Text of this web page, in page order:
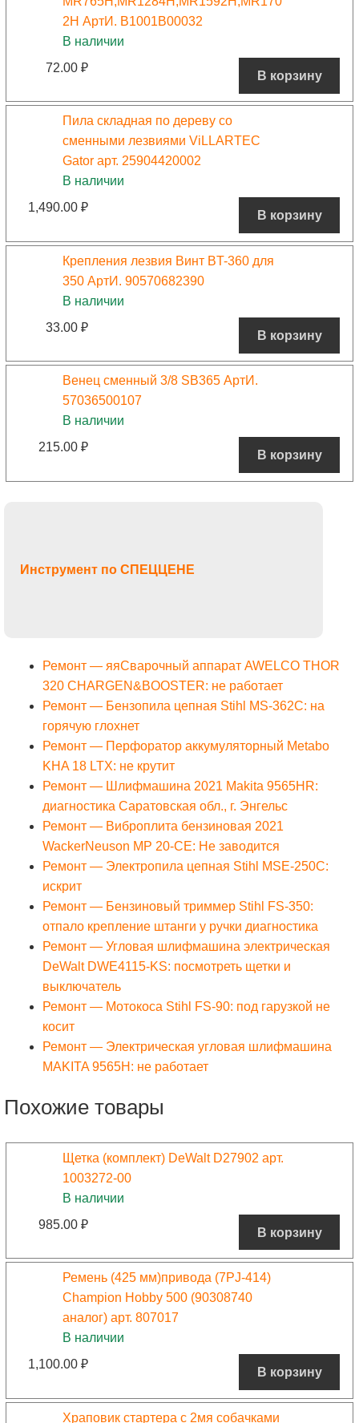
2H АртИ. B1001B00032
В наличии
72.00 ₽
В корзину
Пила складная по дереву со
сменными лезвиями ViLLARTEC
Gator арт. 25904420002
В наличии
1,490.00 ₽
В корзину
Крепления лезвия Винт BT-360 для
350 АртИ. 90570682390
В наличии
33.00 ₽
В корзину
Венец сменный 3/8 SB365 АртИ.
57036500107
В наличии
215.00 ₽
В корзину
Инструмент по СПЕЦЦЕНЕ
Ремонт — яяСварочный аппарат AWELCO THOR
320 CHARGEN&BOOSTER: не работает
Ремонт — Бензопила цепная Stihl MS-362C: на
горячую глохнет
Ремонт — Перфоратор аккумуляторный Metabo
KHA 18 LTX: не крутит
Ремонт — Шлифмашина 2021 Makita 9565HR:
диагностика Саратовская обл., г. Энгельс
Ремонт — Виброплита бензиновая 2021
WackerNeuson MP 20-CE: Не заводится
Ремонт — Электропила цепная Stihl MSE-250C:
искрит
Ремонт — Бензиновый триммер Stihl FS-350:
отпало крепление штанги у ручки диагностика
Ремонт — Угловая шлифмашина электрическая
DeWalt DWE4115-KS: посмотреть щетки и
выключатель
Ремонт — Мотокоса Stihl FS-90: под гарузкой не
косит
Ремонт — Электрическая угловая шлифмашина
MAKITA 9565H: не работает
Похожие товары
Щетка (комплект) DeWalt D27902 арт.
1003272-00
В наличии
985.00 ₽
В корзину
Ремень (425 мм)привода (7PJ-414)
Champion Hobby 500 (90308740
аналог) арт. 807017
В наличии
1,100.00 ₽
В корзину
Храповик стартера с 2мя собачками